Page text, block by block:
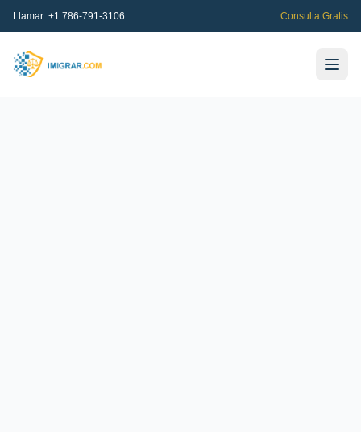
Llamar: +1 786-791-3106 Consulta Gratis